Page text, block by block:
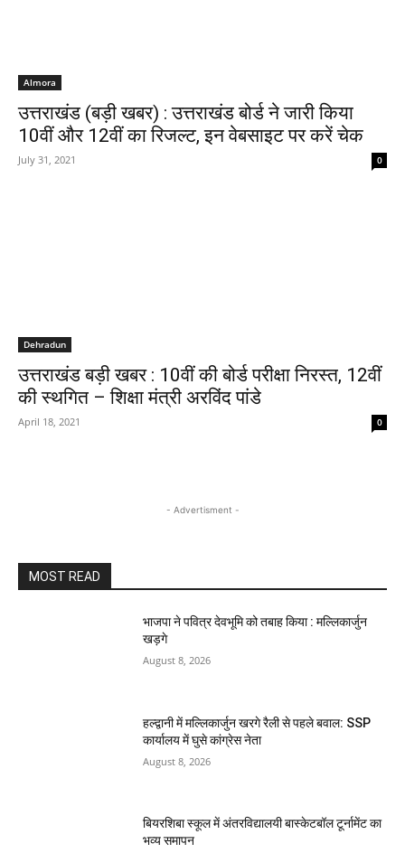
Almora
उत्तराखंड (बड़ी खबर) : उत्तराखंड बोर्ड ने जारी किया
10वीं और 12वीं का रिजल्ट, इन वेबसाइट पर करें चेक
July 31, 2021 0
Dehradun
उत्तराखंड बड़ी खबर : 10वीं की बोर्ड परीक्षा निरस्त, 12वीं
की स्थगित – शिक्षा मंत्री अरविंद पांडे
April 18, 2021 0
- Advertisment -
MOST READ
भाजपा ने पवित्र देवभूमि को तबाह किया : मल्लिकार्जुन
खड़गे
August 8, 2026
हल्द्वानी में मल्लिकार्जुन खरगे रैली से पहले बवाल: SSP
कार्यालय में घुसे कांग्रेस नेता
August 8, 2026
बियरशिबा स्कूल में अंतरविद्यालयी बास्केटबॉल टूर्नामेंट का
भव्य समापन